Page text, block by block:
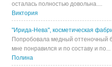
осталась полностью довольна....
Виктория
"Ирида-Нева", косметическая
Попробовала медный оттеночный
мне понравился и по составу и по...
Полина